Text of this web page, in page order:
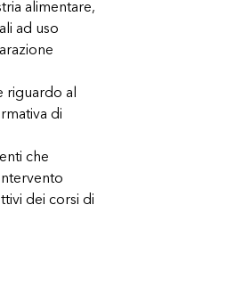
alimentare,
ad uso
riguardo al
di
che
dei corsi di